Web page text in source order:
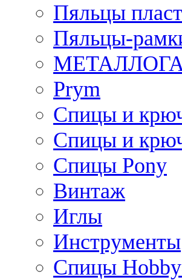
Пяльцы
Пяльцы-
Prym
Спицы и
Спицы и
Спицы Pony
Винтаж
Иглы
Инструменты
Спицы